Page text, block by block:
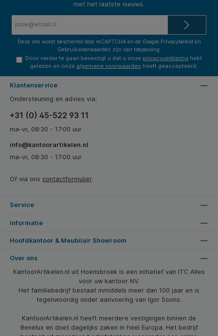
met het laatste nieuws.
Deze site wordt beschermd door reCAPTCHA en de Google Privacybeleid en
Gebruiksvoorwaarden zijn van toepassing.
Door verder te gaan bevestigt u dat u onze privacyverklaring hebt
gelezen en onze algemene voorwaarden heeft geaccepteerd.
Klantenservice
Ondersteuning en advies via:
+31 (0) 45-522 93 11
ma-vr, 08:30 - 17:00 uur
info@kantoorartikelen.nl
ma-vr, 08:30 - 17:00 uur
Of via ons contactformulier.
Service
Informatie
Hoofdkantoor & Meubilair Showroom
Over ons
KantoorArtikelen.nl uit Hoensbroek is een initiatief van ITC Alles
voor uw kantoor NV.
Het familiebedrijf bestaat inmiddels meer dan 100 jaar en is
tegenwoordig onder aanvoering van Igor Soons.
KantoorArtikelen.nl heeft meerdere vestigingen binnen de
Benelux en doet dagelijks zaken in heel Europa. Het bedrijf